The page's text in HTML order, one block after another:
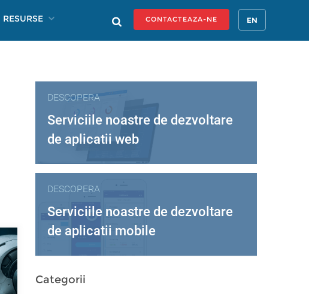
RESURSE EN
CONTACTEAZA-NE
DESCOPERA
Serviciile noastre de dezvoltare
de aplicatii web
DESCOPERA
Serviciile noastre de dezvoltare
de aplicatii mobile
Categorii